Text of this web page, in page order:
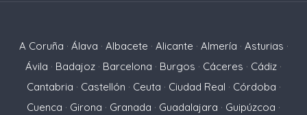
A Coruña · Álava · Albacete · Alicante · Almería · Asturias ·
Ávila · Badajoz · Barcelona · Burgos · Cáceres · Cádiz ·
Cantabria · Castellón · Ceuta · Ciudad Real · Córdoba ·
Cuenca · Girona · Granada · Guadalajara · Guipúzcoa ·